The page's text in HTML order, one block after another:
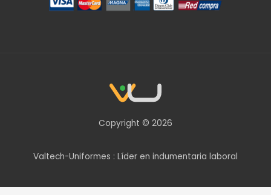
Copyright © 2026
Valtech-Uniformes : Líder en indumentaria laboral